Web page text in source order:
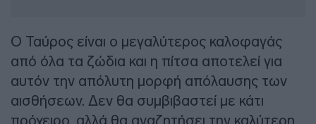
Ο Ταύρος είναι ο μεγαλύτερος καλοφαγάς
από όλα τα ζώδια και η πίτσα αποτελεί για
αυτόν την απόλυτη μορφή απόλαυσης των
αισθήσεων. Δεν θα συμβιβαστεί με κάτι
πρόχειρο, αλλά θα αναζητήσει την καλύτερη